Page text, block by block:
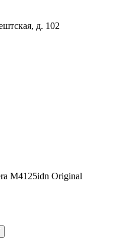
д. 102